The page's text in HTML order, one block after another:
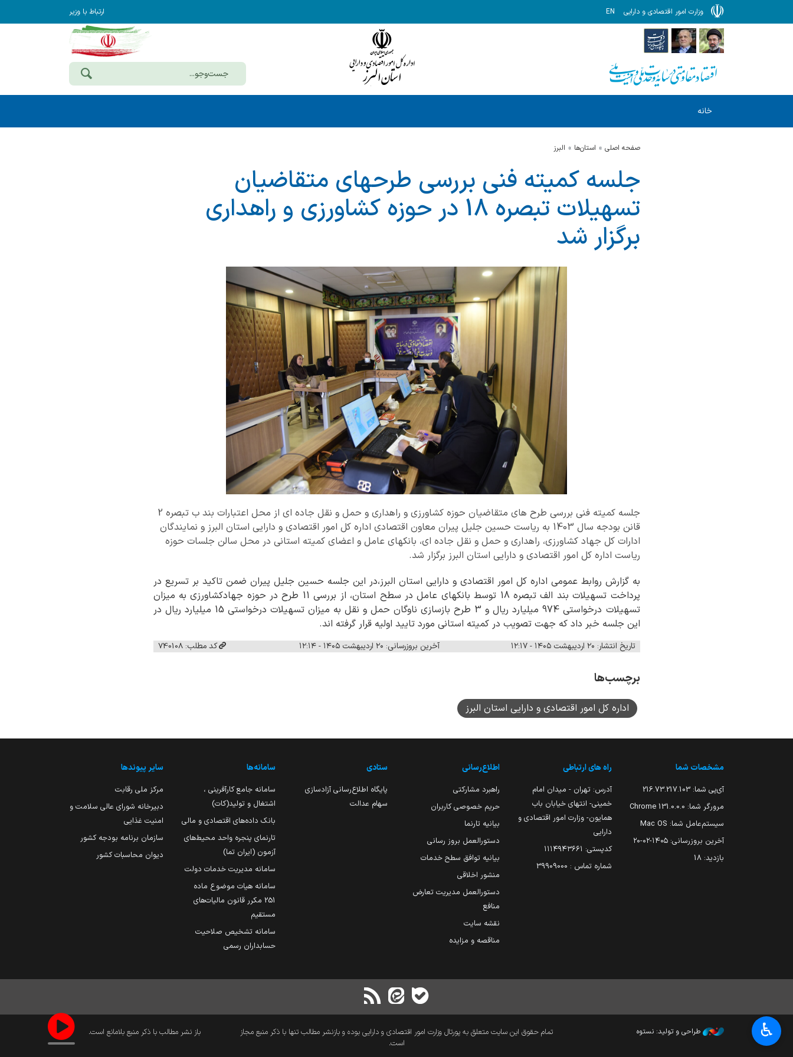
وزارت امور اقتصادی و دارایی EN ارتباط با وزیر
خانه
صفحه اصلی استان‌ها البرز
جلسه کمیته فنی بررسی طرحهای متقاضیان
تسهیلات تبصره 18 در حوزه کشاورزی و راهداری
برگزار شد
جلسه کمیته فنی بررسی طرح های متقاضیان حوزه کشاورزی و راهداری و حمل و نقل جاده ای از محل اعتبارات بند ب تبصره 2
قانن بودجه سال 1403 به ریاست حسین جلیل پیران معاون اقتصادی اداره کل امور اقتصادی و دارایی استان البرز و نمایندگان
ادارات کل جهاد کشاورزی، راهداری و حمل و نقل جاده ای، بانکهای عامل و اعضای کمیته استانی در محل سالن جلسات حوزه
ریاست اداره کل امور اقتصادی و دارایی استان البرز برگزار شد.
به گزارش روابط عمومی اداره کل امور اقتصادی و دارایی استان البرز،در این جلسه حسین جلیل پیران ضمن تاکید بر تسریع در
پرداخت تسهیلات بند الف تبصره 18 توسط بانکهای عامل در سطح استان، از بررسی 11 طرح در حوزه جهادکشاورزی به میزان
تسهیلات درخواستی 974 میلیارد ریال و 3 طرح بازسازی ناوگان حمل و نقل به میزان تسهیلات درخواستی 15 میلیارد ریال در
این جلسه خبر داد که جهت تصویب در کمیته استانی مورد تایید اولیه قرار گرفته اند.
تاریخ انتشار: ۲۰ اردیبهشت ۱۴۰۵ - ۱۲:۱۷ آخرین بروزرسانی: ۲۰ اردیبهشت ۱۴۰۵ - ۱۲:۱۴ کد مطلب: 740108
برچسب‌ها
اداره کل امور اقتصادی و دارایی استان البرز
مشخصات شما
آی‌پی شما: 216.73.217.103
مرورگر شما: 131.0.0.0 Chrome
سیستم‌عامل شما: Mac OS
آخرین بروزرسانی: ۱۴۰۵-۰۲-۲۰
بازدید: 18
راه های ارتباطی
آدرس: تهران - میدان امام
خمینی- انتهای خیابان باب
همایون- وزارت امور اقتصادی و
دارایی
کدپستی: ۱۱۱۴۹۴۳۶۶۱
شماره تماس : 39909000
اطلاع‌رسانی
راهبرد مشارکتی
حریم خصوصی کاربران
بیانیه تارنما
دستورالعمل بروز رسانی
بیانیه توافق سطح خدمات
منشور اخلاقی
دستورالعمل مدیریت تعارض
منافع
نقشه سایت
مناقصه و مزایده
ستادی
پایگاه اطلاع‌رسانی آزادسازی
سهام عدالت
سامانه‌ها
سامانه جامع کارآفرینی ،
اشتغال و تولید(کات)
بانک داده‌های اقتصادی و مالی
تارنمای پنجره واحد محیط‌های
آزمون (ایران تما)
سامانه مدیریت خدمات دولت
سامانه هیات موضوع ماده
251 مکرر قانون مالیات‌های
مستقیم
سامانه تشخیص صلاحیت
حسابداران رسمی
سایر پیوندها
مرکز ملی رقابت
دبیرخانه شورای عالی سلامت و
امنیت غذایی
سازمان برنامه بودجه کشور
دیوان محاسبات کشور
طراحی و تولید: نستوه
تمام حقوق این سایت متعلق به پورتال وزارت امور اقتصادی و دارایی بوده و بازنشر مطالب تنها با ذکر منبع مجاز
است.
باز نشر مطالب با ذکر منبع بلامانع است. ♿︎